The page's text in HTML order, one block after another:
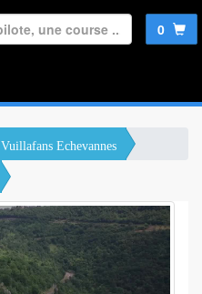
0
Vuillafans Echevannes